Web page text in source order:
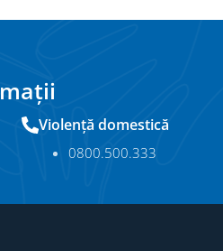
Violență domestică
0800.500.333